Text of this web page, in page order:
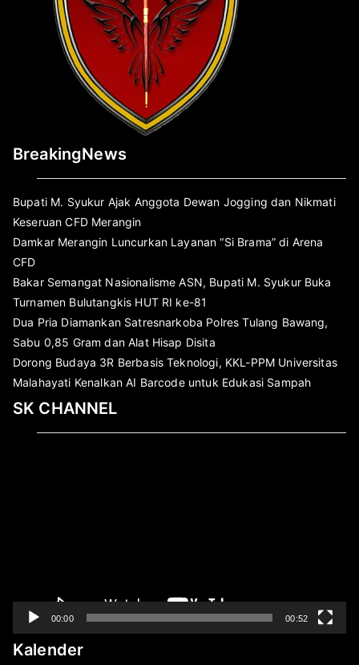
BreakingNews
Bupati M. Syukur Ajak Anggota Dewan Jogging dan Nikmati
Keseruan CFD Merangin
Damkar Merangin Luncurkan Layanan “Si Brama” di Arena
CFD
Bakar Semangat Nasionalisme ASN, Bupati M. Syukur Buka
Turnamen Bulutangkis HUT RI ke-81
Dua Pria Diamankan Satresnarkoba Polres Tulang Bawang,
Sabu 0,85 Gram dan Alat Hisap Disita
Dorong Budaya 3R Berbasis Teknologi, KKL-PPM Universitas
Malahayati Kenalkan AI Barcode untuk Edukasi Sampah
SK CHANNEL
00:00 00:52
Kalender